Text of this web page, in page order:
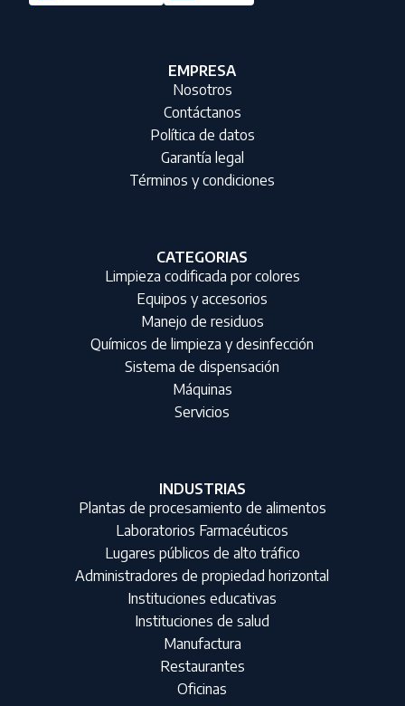
EMPRESA
Nosotros
Contáctanos
Política de datos
Garantía legal
Términos y condiciones
CATEGORIAS
Limpieza codificada por colores
Equipos y accesorios
Manejo de residuos
Químicos de limpieza y desinfección
Sistema de dispensación
Máquinas
Servicios
INDUSTRIAS
Plantas de procesamiento de alimentos
Laboratorios Farmacéuticos
Lugares públicos de alto tráfico
Administradores de propiedad horizontal
Instituciones educativas
Instituciones de salud
Manufactura
Restaurantes
Oficinas